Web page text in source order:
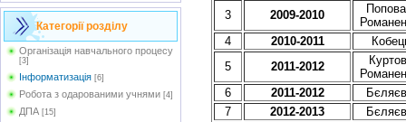
Категорії розділу
Організація навчального процесу
[3]
Інформатизація [6]
Робота з одарованими учнями [4]
ДПА [15]
3
2009-2010
4
2010-2011
5
2011-2012
6
2011-2012
7
2012-2013